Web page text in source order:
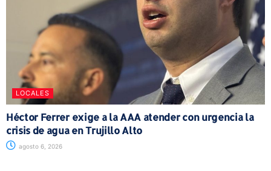
LOCALES
Héctor Ferrer exige a la AAA atender con urgencia la
crisis de agua en Trujillo Alto
agosto 6, 2026